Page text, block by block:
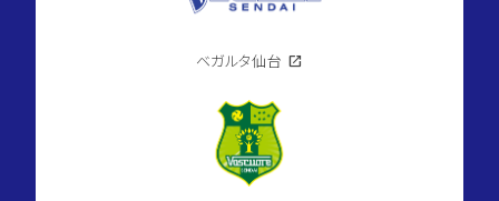
ベガルタ仙台 open_in_new